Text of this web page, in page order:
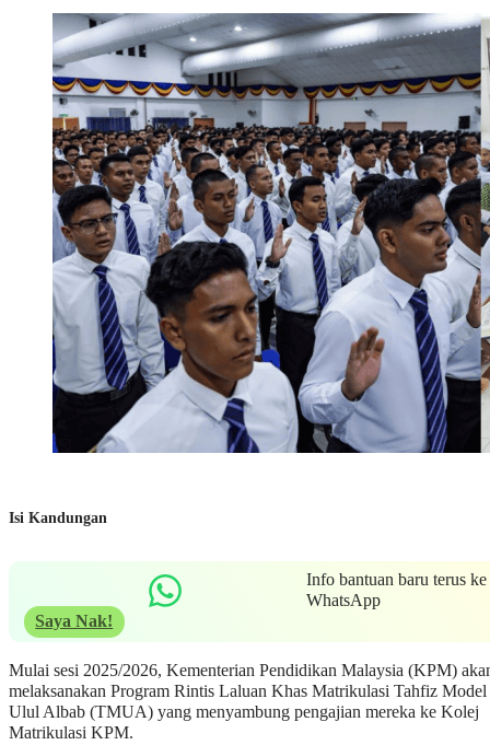
Isi Kandungan
Info bantuan baru terus ke
WhatsApp
Saya Nak!
Mulai sesi 2025/2026, Kementerian Pendidikan Malaysia (KPM)
melaksanakan Program Rintis Laluan Khas Matrikulasi Tahfiz Model
Ulul Albab (TMUA) yang menyambung pengajian mereka ke Kolej
Matrikulasi KPM.